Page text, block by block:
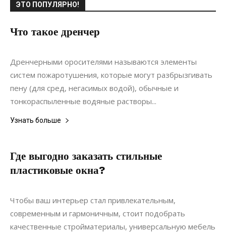
ЭТО ПОПУЛЯРНО!
Что такое дренчер
07.05.2022
Дренчерными оросителями называются элементы
систем пожаротушения, которые могут разбрызгивать
пену (для сред, негасимых водой), обычные и
тонкораспыленные водяные растворы...
Узнать больше
Где выгодно заказать стильные
пластиковые окна?
14.08.2018
Чтобы ваш интерьер стал привлекательным,
современным и гармоничным, стоит подобрать
качественные стройматериалы, универсальную мебель